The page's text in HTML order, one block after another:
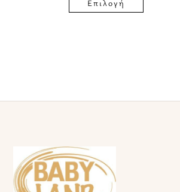
Επιλογή
Facebook
Instagram
TikTok